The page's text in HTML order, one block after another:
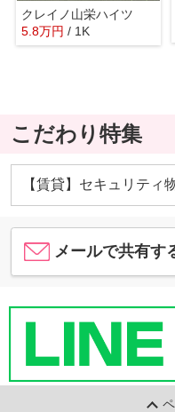
クレイノ山栄ハイツ
5.8万円 / 1K
こだわり特集
【賃貸】セキュリティ
メールで共有す